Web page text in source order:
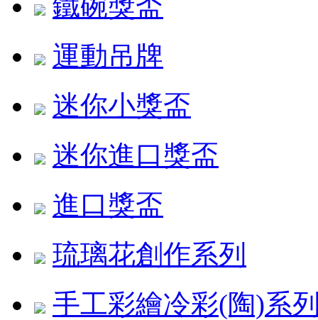
運動吊牌
迷你小獎盃
迷你進口獎盃
進口獎盃
琉璃花創作系列
手工彩繪冷彩(陶)系